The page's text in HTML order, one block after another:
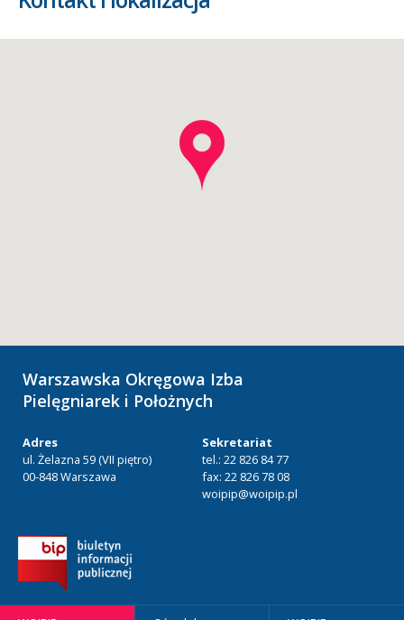
Warszawska Okręgowa Izba
Pielęgniarek i Położnych
Adres
ul. Żelazna 59 (VII piętro)
00-848 Warszawa
Sekretariat
tel.: 22 826 84 77
fax: 22 826 78 08
woipip@woipip.pl